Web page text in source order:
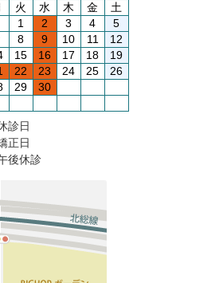
火 水 木 金
土
1
2 3 4
5
8 9 10 11
12
15 16 17 18
19
22 23 24 25
26
29 30
診日
正日
後休診